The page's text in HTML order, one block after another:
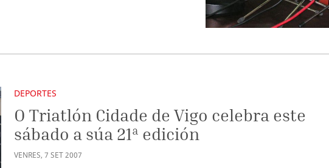
DEPORTES
O Triatlón Cidade de Vigo celebra este
sábado a súa 21ª edición
VENRES,7 SET2007